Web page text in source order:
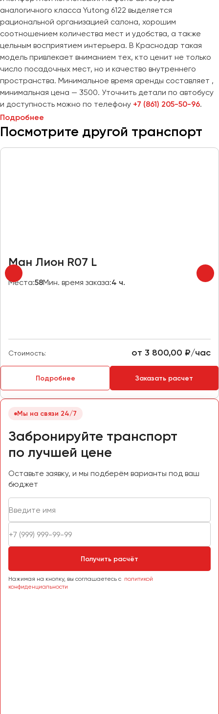
аналогичного класса Yutong 6122 выделяется
рациональной организацией салона, хорошим
соотношением количества мест и удобства, а также
цельным восприятием интерьера. В Краснодар такая
модель привлекает вниманием тех, кто ценит не только
число посадочных мест, но и качество внутреннего
пространства. Минимальное время аренды составляет ,
минимальная цена — 3500. Уточнить детали по автобусу
и доступность можно по телефону +7 (861) 205-50-96.
Подробнее
Посмотрите другой транспорт
Ман Лион R07 L
Места:58Мин. время заказа:4 ч.
Стоимость: от 3 800,00 ₽/час
Подробнее Заказать расчет
Мы на связи 24/7
Забронируйте транспорт
по лучшей цене
Оставьте заявку, и мы подберём варианты под ваш
бюджет
Получить расчёт
Нажимая на кнопку, вы соглашаетесь с политикой
конфиденциальности
Тверь
Тула
Тюмень
Улан-Удэ
Ульяновск
Уфа
Якутск